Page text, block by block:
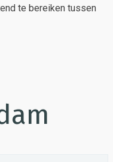
te bereiken tussen